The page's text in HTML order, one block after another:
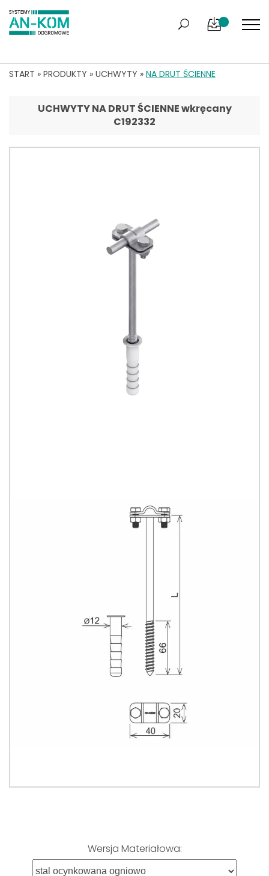
START » PRODUKTY » UCHWYTY » NA DRUT ŚCIENNE
UCHWYTY NA DRUT ŚCIENNE wkręcany
C192332
Wersja Materiałowa: